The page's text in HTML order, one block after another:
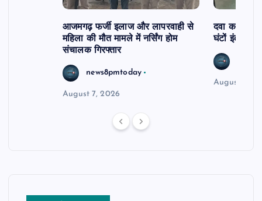
आजमगढ़ फर्जी इलाज और लापरवाही से
महिला की मौत मामले में नर्सिंग होम
संचालक गिरफ्तार
news8pmtoday
August 7, 2026
दवा कक्ष में
घंटों इंतजार
August 6,